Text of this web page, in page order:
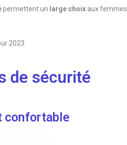
permettent un large choix aux femmes
2023.
de sécurité
confortable